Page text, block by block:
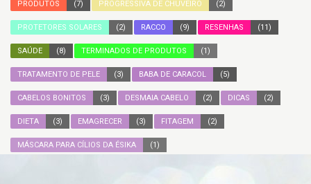
PRODUTOS (7) PROGRESSIVA DE CHUVEIRO (2)
PROTETORES SOLARES (2) RACCO (9) RESENHAS (11)
SAÚDE (8) TERMINADOS DE PRODUTOS (1)
TRATAMENTO DE PELE (3) BABA DE CARACOL (5)
CABELOS BONITOS (3) DESMAIA CABELO (2) DICAS (2)
DIETA (3) EMAGRECER (3) FITAGEM (2)
MÁSCARA PARA CÍLIOS DA ÉSIKA (1)